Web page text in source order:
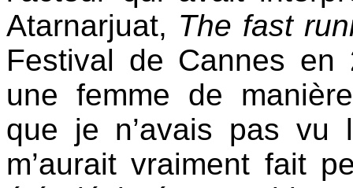
Atarnarjuat, The fast
Festival de Cannes
une femme de
que je n’avais pas
m’aurait vraiment fait